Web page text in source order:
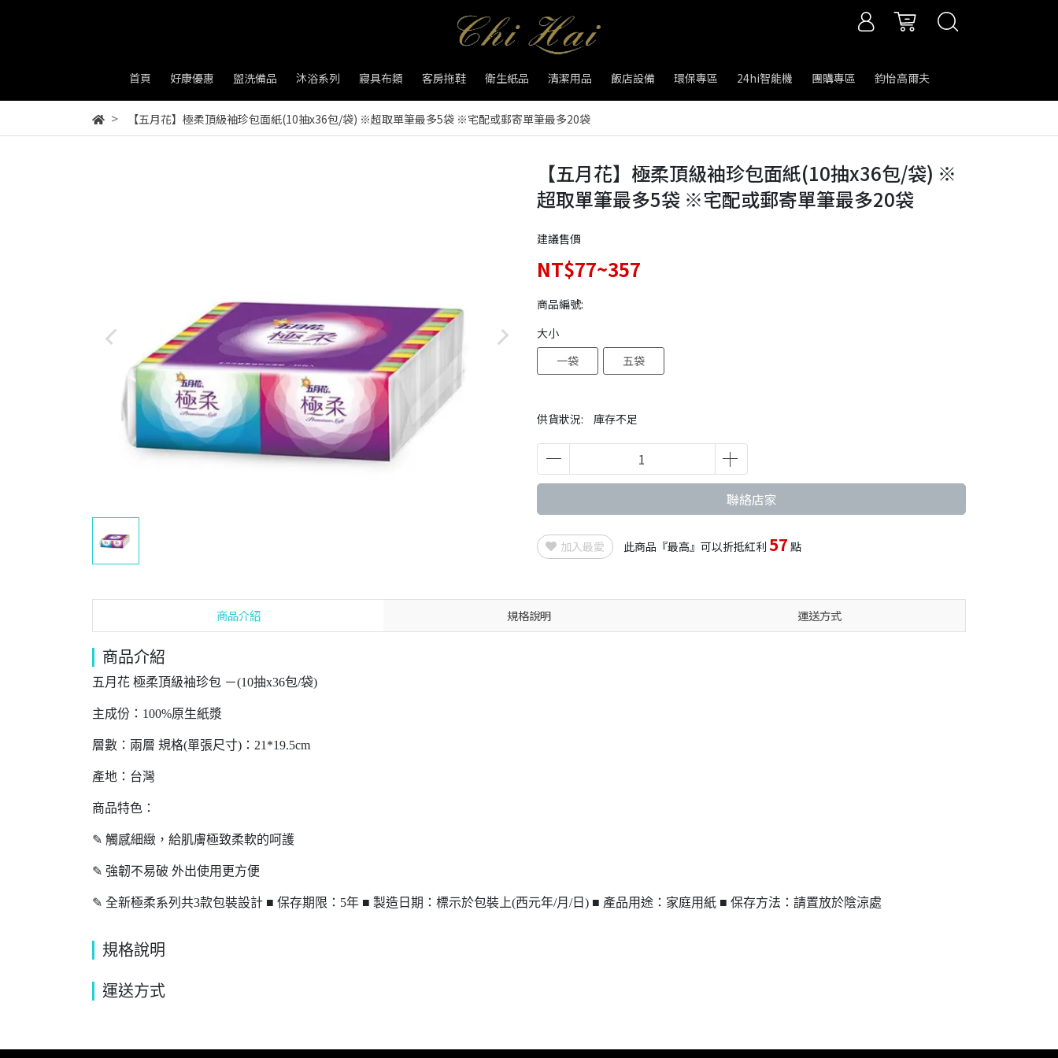
首頁 好康優惠 盥洗備品 沐浴系列 寢具布類 客房拖鞋 衛生紙品 清潔用品 飯店設備 環保專區 24hi智能機 團購專區 鈞怡高爾夫
【五月花】極柔頂級袖珍包面紙(10抽x36包/袋) ※超取單筆最多5袋 ※宅配或郵寄單筆最多20袋
【五月花】極柔頂級袖珍包面紙(10抽x36包/袋) ※
超取單筆最多5袋 ※宅配或郵寄單筆最多20袋
建議售價
NT$77~357
商品編號:
供貨狀況: 庫存不足
大小
一袋
五袋
聯絡店家
加入最愛 此商品『最高』可以折抵紅利 57 點
商品介紹 規格說明 運送方式
商品介紹
五月花 極柔頂級袖珍包 －(10抽x36包/袋)
主成份：100%原生紙漿
層數：兩層 規格(單張尺寸)：21*19.5cm
產地：台灣
商品特色：
✎ 觸感細緻，給肌膚極致柔軟的呵護
✎ 強韌不易破 外出使用更方便
✎ 全新極柔系列共3款包裝設計 ■ 保存期限：5年 ■ 製造日期：標示於包裝上(西元年/月/日) ■ 產品用途：家庭用紙 ■ 保存方法：請置放於陰涼處
規格說明
運送方式